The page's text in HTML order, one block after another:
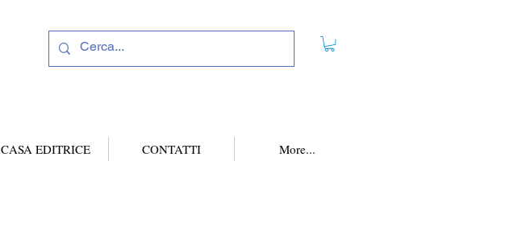
CASA EDITRICE CONTATTI More...